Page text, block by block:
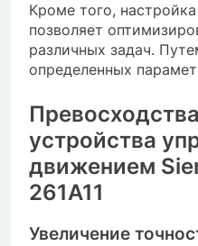
Кроме того,
позволяет
различных задач.
определенных
устройства
движением
261A11
Увеличение